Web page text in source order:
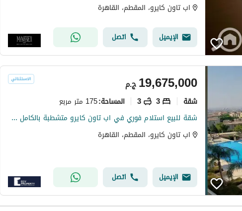
اب تاون كايرو، المقطم، القاهرة
الإيميل اتصل
ج.م19,675,000
شقة 3
3 المساحة:175 متر مربع
شقة للبيع استلام فوري في اب تاون كايرو متشطبة بالكامل كورنر بفيو مميز
اب تاون كايرو، المقطم، القاهرة
الإيميل اتصل